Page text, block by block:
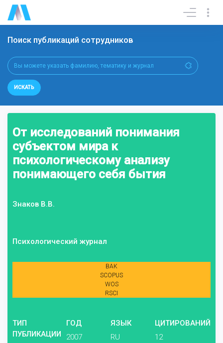
Поиск публикаций сотрудников
ИСКАТЬ
От исследований понимания
субъектом мира к
психологическому анализу
понимающего себя бытия
Знаков В.В.
Психологический журнал
ВАК
SCOPUS
WOS
RSCI
ТИП
ПУБЛИКАЦИИ
ГОД
2007
ЯЗЫК
RU
ЦИТИРОВАНИЙ
12